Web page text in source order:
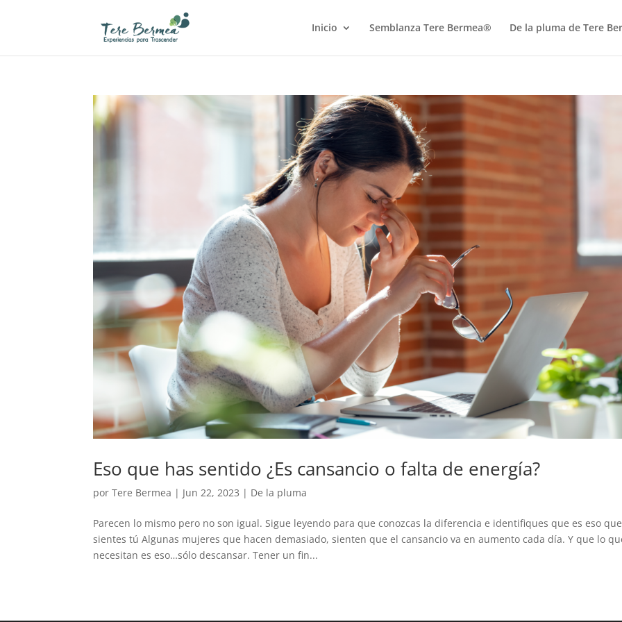
Inicio Semblanza Tere Bermea® De la pluma de Tere
Eso que has sentido ¿Es cansancio o falta de energía?
porTere Bermea | Jun 22, 2023 | De la pluma
Parecen lo mismo pero no son igual. Sigue leyendo para que conozcas la diferencia e identifiques que es eso que
sientes tú Algunas mujeres que hacen demasiado, sienten que el cansancio va en aumento cada día. Y que lo
necesitan es eso…sólo descansar. Tener un fin...